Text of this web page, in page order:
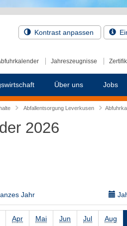
Kontrast anpassen
Jahreszeugnisse
Über uns Jobs
Abfallentsorgung Leverkusen
2026
Jahr
Apr Mai Jun Jul Aug